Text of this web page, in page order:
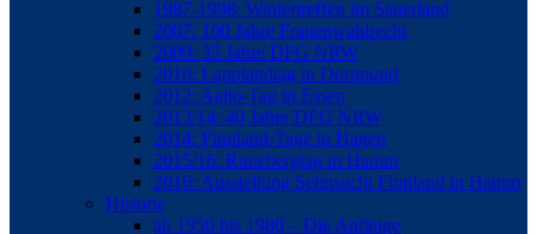
1987-1998: Wintertreffen im Sauerland
2007: 100 Jahre Frauenwahlrecht
2009: 35 Jahre DFG NRW
2010: Lapplandtag in Dortmund
2012: Aalto-Tag in Essen
2013/14: 40 Jahre DFG NRW
2014: Finnland-Tage in Hagen
2015/16: Runebergtag in Hamm
2016: Ausstellung Sehnsucht Finnland in Hamm
Historie
ab 1950 bis 1980 – Die Anfänge